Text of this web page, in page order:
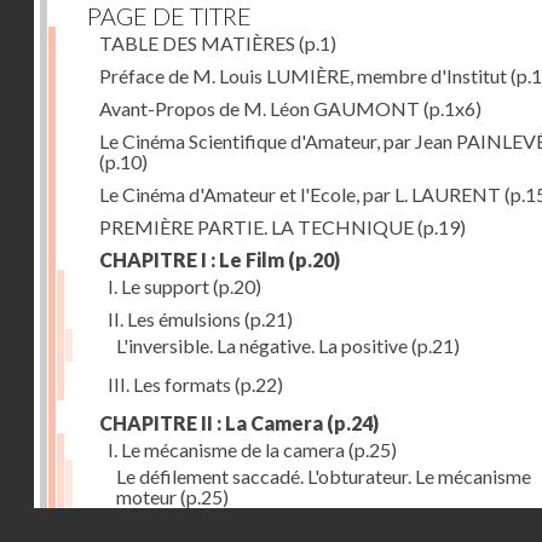
PAGE DE TITRE
TABLE DES MATIÈRES (p.1)
Préface de M. Louis LUMIÈRE, membre d'Institut
Avant-Propos de M. Léon GAUMONT (p.1x6)
Le Cinéma Scientifique d'Amateur, par Jean
(p.10)
Le Cinéma d'Amateur et l'Ecole, par L. LAURENT
PREMIÈRE PARTIE. LA TECHNIQUE(p.19)
CHAPITRE I : Le Film (p.20)
I. Le support(p.20)
II. Les émulsions (p.21)
L'inversible. La négative. La positive(p.21)
III. Les formats (p.22)
CHAPITRE II : La Camera (p.24)
I. Le mécanisme de la camera(p.25)
Le défilement saccadé. L'obturateur. Le mécanisme
moteur(p.25)